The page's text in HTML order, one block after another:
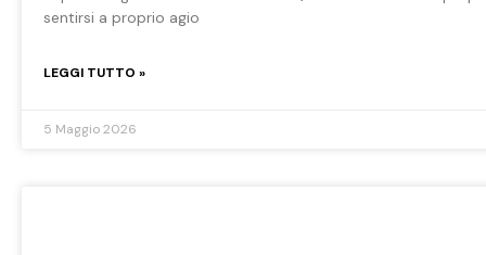
sentirsi a proprio agio
LEGGI TUTTO »
5 Maggio 2026